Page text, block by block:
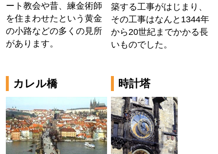
ート教会や昔、練金術師
を住まわせたという黄金
の小路などの多くの見所
があります。
築する工事がはじまり、
その工事はなんと1344年
から20世紀までかかる長
いものでした。
カレル橋 時計塔